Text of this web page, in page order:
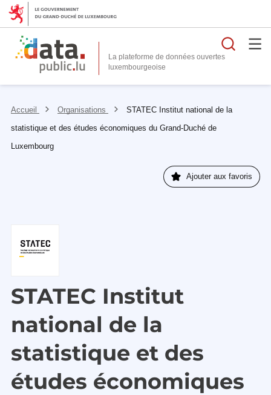
La plateforme de données ouvertes
Accueil Organisations
STATEC Institut national de la
statistique et des études économiques du Grand-Duché de
Luxembourg
Ajouter aux favoris
STATEC Institut
national de la
statistique et des
études économiques